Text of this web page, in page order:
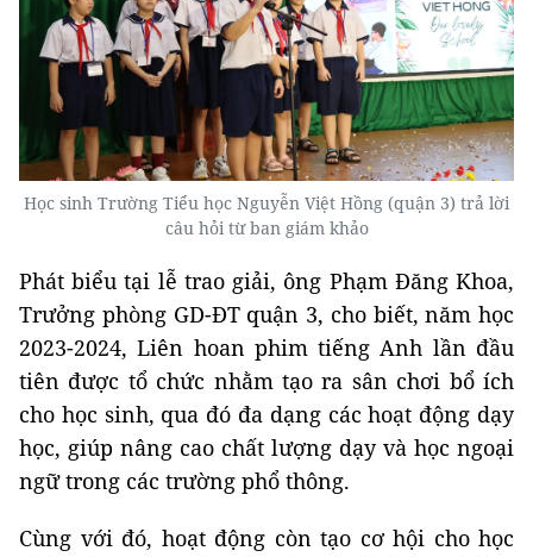
Học sinh Trường Tiểu học Nguyễn Việt Hồng (quận 3) trả lời
câu hỏi từ ban giám khảo
Phát biểu tại lễ trao giải, ông Phạm Đăng Khoa,
Trưởng phòng GD-ĐT quận 3, cho biết, năm học
2023-2024, Liên hoan phim tiếng Anh lần đầu
tiên được tổ chức nhằm tạo ra sân chơi bổ ích
cho học sinh, qua đó đa dạng các hoạt động dạy
học, giúp nâng cao chất lượng dạy và học ngoại
ngữ trong các trường phổ thông.
Cùng với đó, hoạt động còn tạo cơ hội cho học